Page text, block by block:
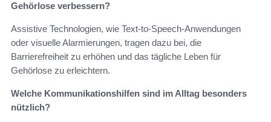
Gehörlose verbessern?
Assistive Technologien, wie Text-to-Speech-Anwendungen
oder visuelle Alarmierungen, tragen dazu bei, die
Barrierefreiheit zu erhöhen und das tägliche Leben für
Gehörlose zu erleichtern.
Welche Kommunikationshilfen sind im Alltag besonders
nützlich?